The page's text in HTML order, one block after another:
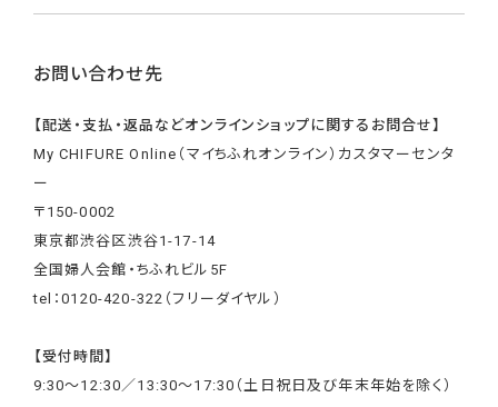
お問い合わせ先
【配送・支払・返品などオンラインショップに関するお問合せ】
My CHIFURE Online（マイちふれオンライン）カスタマーセンタ
ー
〒150-0002
東京都渋谷区渋谷1-17-14
全国婦人会館・ちふれビル5F
tel：0120-420-322（フリーダイヤル）
【受付時間】
9:30～12:30／13:30～17:30（土日祝日及び年末年始を除く）